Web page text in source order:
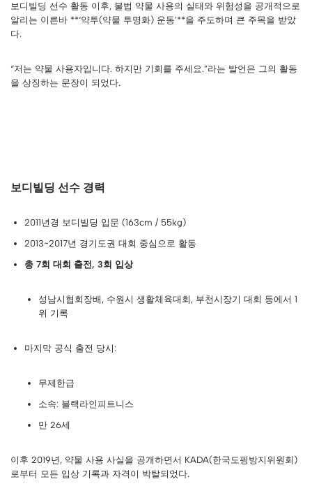
보디빌딩 선수 활동 이후, 불법 약물 사용의 실태와 위험성을 공개적으로
알리는 이른바 **‘약투(약물 투명화) 운동’**을 주도하며 큰 주목을 받았
다.
“저는 약물 사용자입니다. 하지만 기회를 주세요.”라는 발언은 그의 활동
을 상징하는 문장이 되었다.
보디빌딩 선수 경력
2011년경 보디빌딩 입문 (163cm / 55kg)
2013~2017년 경기도권 대회 중심으로 활동
총 7회 대회 출전, 3회 입상
성남시협회장배, 수원시 생활체육대회, 부천시장기 대회 등에서 1
위 기록
마지막 공식 출전 당시:
무제한급
소속: 블랙라인피트니스
만 26세
이후 2019년, 약물 사용 사실을 공개하면서 KADA(한국도핑방지위원회)
로부터 모든 입상 기록과 자격이 박탈되었다.